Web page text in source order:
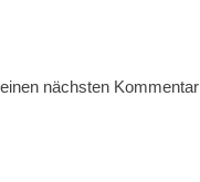
nächsten Kommentar